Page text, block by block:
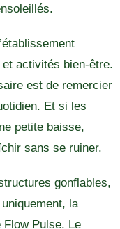
activités bien-être.
est de remercier
Et si les
petite baisse,
sans se ruiner.
gonflables,
la
Flow Pulse. Le